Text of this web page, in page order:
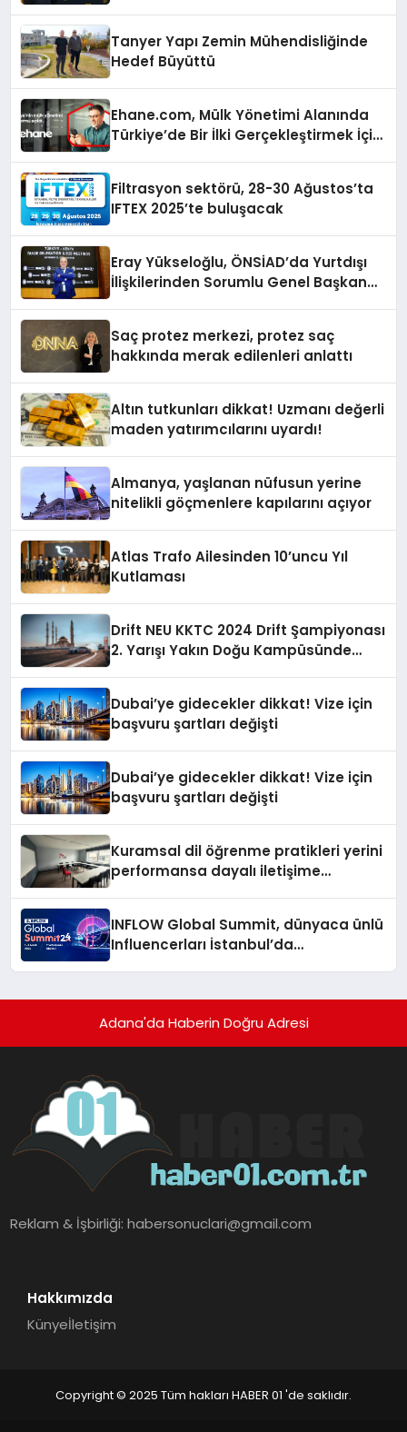
Tanyer Yapı Zemin Mühendisliğinde
Hedef Büyüttü
Ehane.com, Mülk Yönetimi Alanında
Türkiye’de Bir İlki Gerçekleştirmek İçin
Filtrasyon sektörü, 28-30 Ağustos’ta
IFTEX 2025’te buluşacak
Eray Yükseloğlu, ÖNSİAD’da Yurtdışı
İlişkilerinden Sorumlu Genel Başkan
Saç protez merkezi, protez saç
hakkında merak edilenleri anlattı
Altın tutkunları dikkat! Uzmanı değerli
maden yatırımcılarını uyardı!
Almanya, yaşlanan nüfusun yerine
nitelikli göçmenlere kapılarını açıyor
Atlas Trafo Ailesinden 10’uncu Yıl
Kutlaması
Drift NEU KKTC 2024 Drift Şampiyonası
2. Yarışı Yakın Doğu Kampüsünde
Dubai’ye gidecekler dikkat! Vize için
başvuru şartları değişti
Dubai’ye gidecekler dikkat! Vize için
başvuru şartları değişti
Kuramsal dil öğrenme pratikleri yerini
performansa dayalı iletişime
INFLOW Global Summit, dünyaca ünlü
Influencerları İstanbul’da
Adana'da Haberin Doğru Adresi
Reklam & İşbirliği:habersonuclari@gmail.com
Hakkımızda
Künyeİletişim
Copyright © 2025 Tüm hakları HABER 01 'de saklıdır.